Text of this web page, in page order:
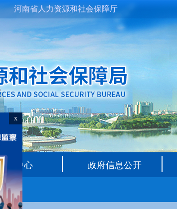
河南省人力资源和社会保障厅
新闻中心 政府信息公开
x